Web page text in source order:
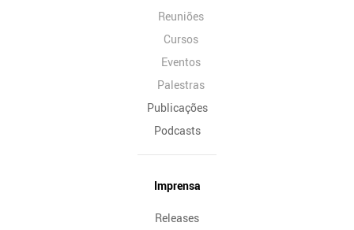
Reuniões
Cursos
Eventos
Palestras
Publicações
Podcasts
Imprensa
Releases